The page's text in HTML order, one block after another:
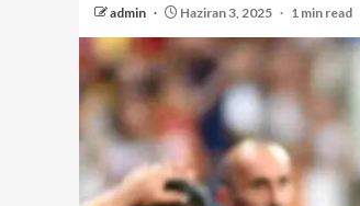
admin Haziran 3, 2025 1 min read